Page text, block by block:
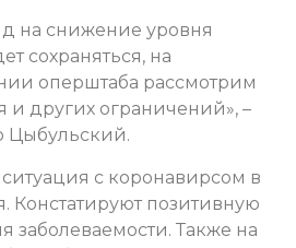
на снижение уровня
сохраняться, на
оперштаба рассмотрим
и других ограничений», –
Цыбульский.
с коронавирсом в
Констатируют позитивную
Также на